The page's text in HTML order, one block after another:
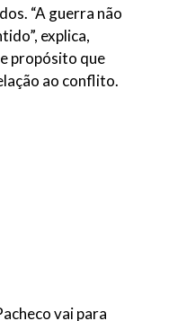
“A guerra não
explica,
propósito que
ao conflito.
vai para